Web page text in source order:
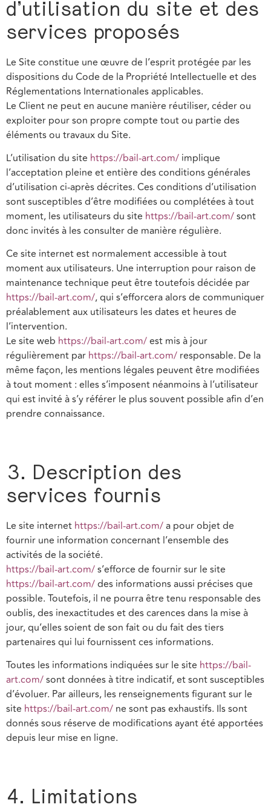
d’utilisation du site et des
services proposés
Le Site constitue une œuvre de l’esprit protégée par les
dispositions du Code de la Propriété Intellectuelle et des
Réglementations Internationales applicables.
Le Client ne peut en aucune manière réutiliser, céder ou
exploiter pour son propre compte tout ou partie des
éléments ou travaux du Site.
L’utilisation du site https://bail-art.com/ implique
l’acceptation pleine et entière des conditions générales
d’utilisation ci-après décrites. Ces conditions d’utilisation
sont susceptibles d’être modifiées ou complétées à tout
moment, les utilisateurs du site https://bail-art.com/sont
donc invités à les consulter de manière régulière.
Ce site internet est normalement accessible à tout
moment aux utilisateurs. Une interruption pour raison de
maintenance technique peut être toutefois décidée par
https://bail-art.com/, qui s’efforcera alors de communiquer
préalablement aux utilisateurs les dates et heures de
l’intervention.
Le site web https://bail-art.com/est mis à jour
régulièrement par https://bail-art.com/ responsable. De la
même façon, les mentions légales peuvent être modifiées
à tout moment : elles s’imposent néanmoins à l’utilisateur
qui est invité à s’y référer le plus souvent possible afin d’en
prendre connaissance.
3. Description des
services fournis
Le site internet https://bail-art.com/a pour objet de
fournir une information concernant l’ensemble des
activités de la société.
https://bail-art.com/s’efforce de fournir sur le site
https://bail-art.com/des informations aussi précises que
possible. Toutefois, il ne pourra être tenu responsable des
oublis, des inexactitudes et des carences dans la mise à
jour, qu’elles soient de son fait ou du fait des tiers
partenaires qui lui fournissent ces informations.
Toutes les informations indiquées sur le site https://bail-
art.com/sont données à titre indicatif, et sont susceptibles
d’évoluer. Par ailleurs, les renseignements figurant sur le
site https://bail-art.com/ ne sont pas exhaustifs. Ils sont
donnés sous réserve de modifications ayant été apportées
depuis leur mise en ligne.
4. Limitations